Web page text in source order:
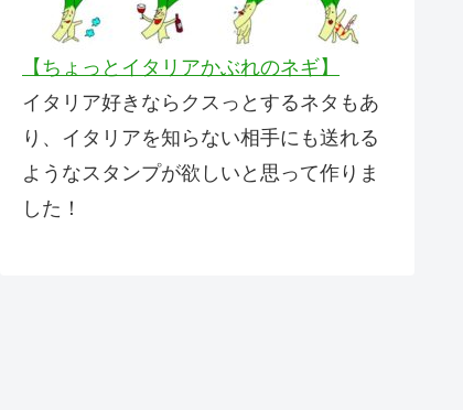
【ちょっとイタリアかぶれのネギ】
イタリア好きならクスっとするネタもあ
り、イタリアを知らない相手にも送れる
ようなスタンプが欲しいと思って作りま
した！